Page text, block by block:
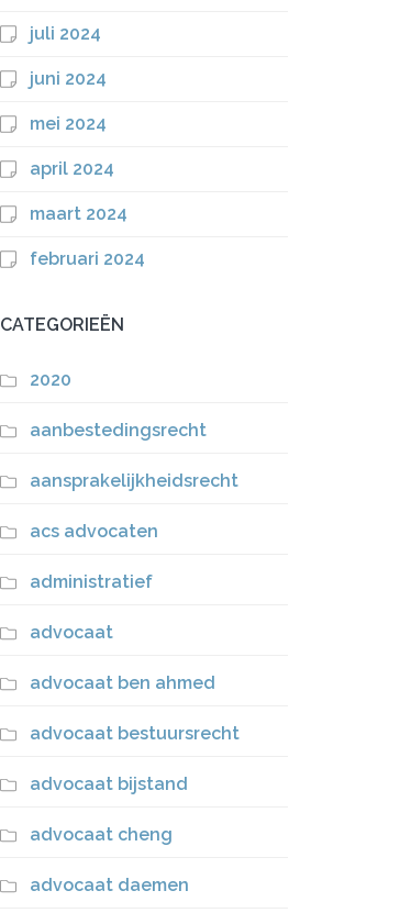
juli 2024
juni 2024
mei 2024
april 2024
maart 2024
februari 2024
CATEGORIEËN
2020
aanbestedingsrecht
aansprakelijkheidsrecht
acs advocaten
administratief
advocaat
advocaat ben ahmed
advocaat bestuursrecht
advocaat bijstand
advocaat cheng
advocaat daemen